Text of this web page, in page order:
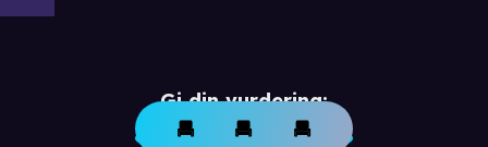
Gi din vurdering: